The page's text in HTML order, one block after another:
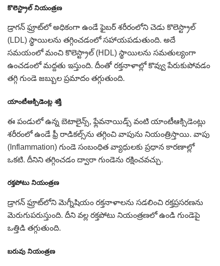
కొలెస్ట్రాల్ నియంత్రణ
డ్రాగన్ ఫ్రూట్‌లో అధికంగా ఉండే ఫైబర్ శరీరంలోని చెడు కొలెస్ట్రాల్
(LDL) స్థాయిలను తగ్గించడంలో సహాయపడుతుంది. అదే
సమయంలో మంచి కొలెస్ట్రాల్ (HDL) స్థాయిలను సమతుల్యంగా
ఉంచడంలో మద్దతు ఇస్తుంది. దీంతో రక్తనాళాల్లో కొవ్వు పేరుకుపోవడం
తగ్గి గుండె జబ్బుల ప్రమాదం తగ్గుతుంది.
యాంటీఆక్సిడెంట్ల శక్తి
ఈ పండులో ఉన్న బెటాలైన్స్, ఫ్లేవనాయిడ్స్ వంటి యాంటీఆక్సిడెంట్లు
శరీరంలో ఉండే ఫ్రీ రాడికల్స్‌ను తగ్గించి వాపును నియంత్రిస్తాయి. వాపు
(Inflammation) గుండె సంబంధిత వ్యాధులకు ప్రధాన కారణాల్లో
ఒకటి. దీనిని తగ్గించడం ద్వారా గుండెను రక్షించవచ్చు.
రక్తపోటు నియంత్రణ
డ్రాగన్ ఫ్రూట్‌లోని మెగ్నీషియం రక్తనాళాలను సడలించి రక్తప్రసరణను
మెరుగుపరుస్తుంది. దీని వల్ల రక్తపోటు నియంత్రణలో ఉండి గుండెపై
ఒత్తిడి తగ్గుతుంది.
బరువు నియంత్రణ